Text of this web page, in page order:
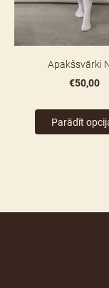
Apakšsvārki
€50,00
Parādīt